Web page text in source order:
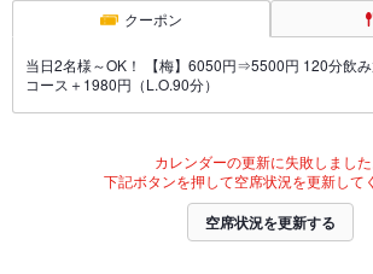
クーポン
当日2名様～OK！ 【梅】6050円⇒5500円 120分飲
コース＋1980円（L.O.90分）
カレンダーの更新に失敗しました
下記ボタンを押して空席状況を更新して
空席状況を更新する